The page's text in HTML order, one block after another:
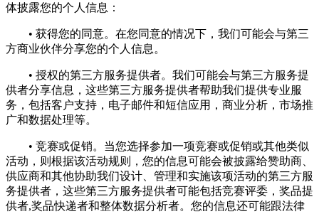
体披露您的个人信息：
• 获得您的同意。在您同意的情况下，我们可能会与第三
方商业伙伴分享您的个人信息。
• 授权的第三方服务提供者。我们可能会与第三方服务提
供者分享信息，这些第三方服务提供者帮助我们提供专业服
务，包括客户支持，电子邮件和短信应用，商业分析，市场推
广和数据处理等。
• 竞赛或促销。当您选择参加一项竞赛或促销或其他类似
活动，则根据该活动规则，您的信息可能会被披露给赞助商、
供应商和其他协助我们设计、管理和实施该项活动的第三方服
务提供者，这些第三方服务提供者可能包括竞赛评委，奖品提
供者,奖品快递者和整体数据分析者。您的信息还可能跟法律